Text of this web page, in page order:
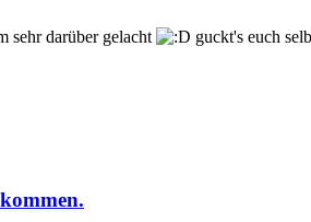
sehr darüber gelacht guckt's euch